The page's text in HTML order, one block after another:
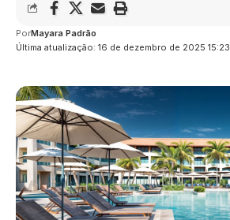
Última atualização: 16 de dezembro de 2025 15:23
PorMayara Padrão